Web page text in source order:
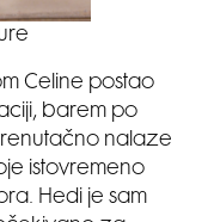
Celine postao
barem po
nalaze
istovremeno
Hedi je sam